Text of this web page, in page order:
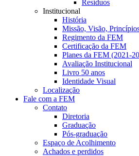
Resíduos
Institucional
História
Missão, Visão,
Regimento da FEM
Certificação da FEM
Planes da FEM (2021-
Avaliação Institucional
Livro 50 anos
Identidade Visual
Localização
Fale com a FEM
Contato
Diretoria
Graduação
Pós-graduação
Espaço de Acolhimento
Achados e perdidos